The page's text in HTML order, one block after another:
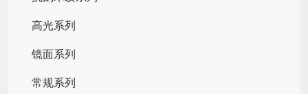
高光系列
镜面系列
常规系列